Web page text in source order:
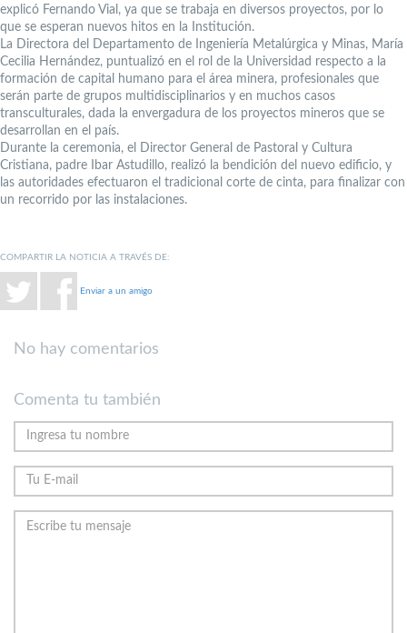
explicó Fernando Vial, ya que se trabaja en diversos proyectos, por lo
que se esperan nuevos hitos en la Institución.
La Directora del Departamento de Ingeniería Metalúrgica y Minas, María
Cecilia Hernández, puntualizó en el rol de la Universidad respecto a la
formación de capital humano para el área minera, profesionales que
serán parte de grupos multidisciplinarios y en muchos casos
transculturales, dada la envergadura de los proyectos mineros que se
desarrollan en el país.
Durante la ceremonia, el Director General de Pastoral y Cultura
Cristiana, padre Ibar Astudillo, realizó la bendición del nuevo edificio, y
las autoridades efectuaron el tradicional corte de cinta, para finalizar con
un recorrido por las instalaciones.
COMPARTIR LA NOTICIA A TRAVÉS DE:
Enviar a un amigo
No hay comentarios
Comenta tu también